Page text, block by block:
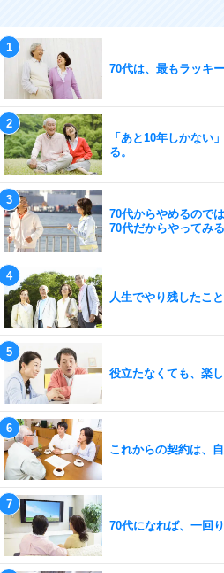
70代は、最もラッキー
「あと10年しかない
る。
70代からやめるのでは
70代だからやってみる
人生でやり残したこ
役立たなくても、楽
これからの契約は、
70代になれば、一回